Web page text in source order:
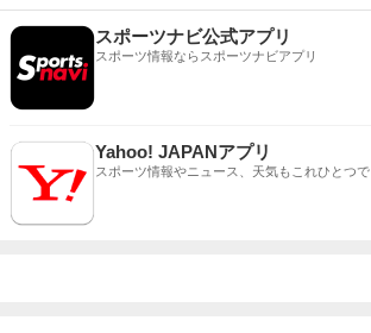
スポーツナビ公式アプリ
スポーツ情報ならスポーツナビアプリ
Yahoo! JAPANアプリ
スポーツ情報やニュース、天気もこれひとつで